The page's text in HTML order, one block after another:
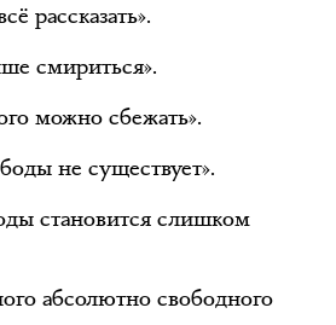
рассказать».
смириться».
можно сбежать».
не существует».
становится слишком
абсолютно свободного